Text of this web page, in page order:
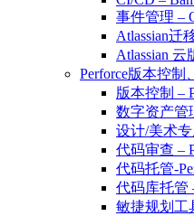
事件管理 –
Atlassian迁
Atlassian 云
Perforce版本控制
版本控制 –
数字资产管
设计/美术专
代码审查 –
代码托管-
代码库托管
敏捷规划工